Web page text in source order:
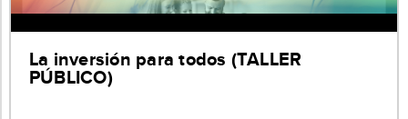
La inversión para todos (TALLER
PÚBLICO)